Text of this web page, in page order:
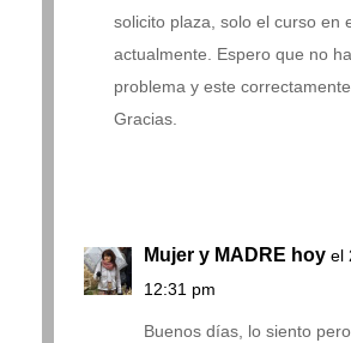
solicito plaza, solo el curso en
actualmente. Espero que no
problema y este
Gracias.
Mujer y MADRE hoy el
12:31 pm
Buenos días, lo siento